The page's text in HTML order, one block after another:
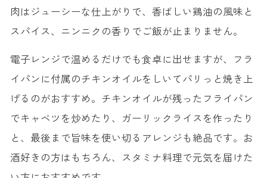
肉はジューシーな仕上がりで、香ばしい鶏油の風味と
スパイス、ニンニクの香りでご飯が止まりません。
電子レンジで温めるだけでも食卓に出せますが、フラ
イパンに付属のチキンオイルをしいてパリっと焼き上
げるのがおすすめ。チキンオイルが残ったフライパン
でキャベツを炒めたり、ガーリックライスを作ったり
と、最後まで旨味を使い切るアレンジも絶品です。お
酒好きの方はもちろん、スタミナ料理で元気を届けた